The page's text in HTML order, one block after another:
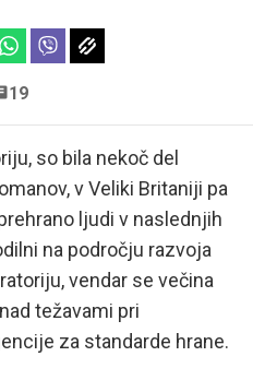
19
so bila nekoč del
v Veliki Britaniji pa
ljudi v naslednjih
na področju razvoja
vendar se večina
težavami pri
za standarde hrane.